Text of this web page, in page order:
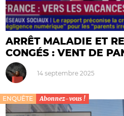
ARRÊT MALADIE ET
CONGÉS : VENT DE
14 septembre 2025
ENQUÊTE Abonnez-vous !